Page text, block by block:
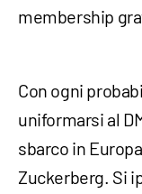
membership
Con ogni
uniformarsi al
sbarco in
Zuckerberg. Si